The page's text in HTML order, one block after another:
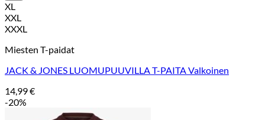
XL
XXL
XXXL
Miesten T-paidat
JACK & JONES LUOMUPUUVILLA T-PAITA Valkoinen
14,99€
-20%